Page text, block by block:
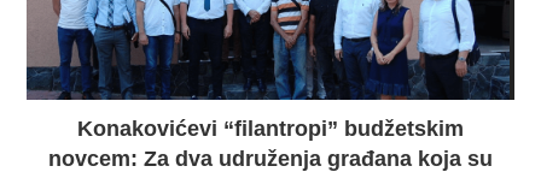
Konakovićevi “filantropi” budžetskim
novcem: Za dva udruženja građana koja su